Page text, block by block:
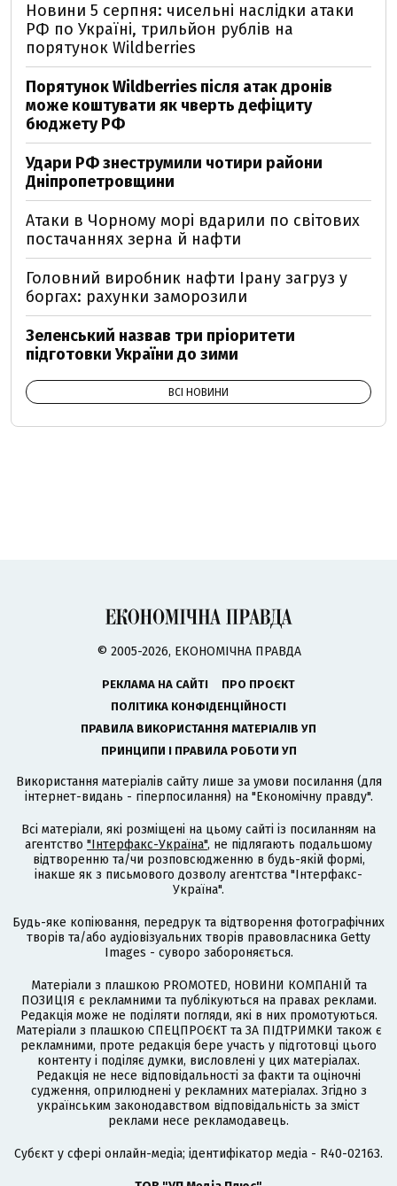
Новини 5 серпня: чисельні наслідки атаки
РФ по Україні, трильйон рублів на
порятунок Wildberries
Порятунок Wildberries після атак дронів
може коштувати як чверть дефіциту
бюджету РФ
Удари РФ знеструмили чотири райони
Дніпропетровщини
Атаки в Чорному морі вдарили по світових
постачаннях зерна й нафти
Головний виробник нафти Ірану загруз у
боргах: рахунки заморозили
Зеленський назвав три пріоритети
підготовки України до зими
ВСІ НОВИНИ
© 2005-2026, ЕКОНОМІЧНА ПРАВДА
РЕКЛАМА НА САЙТІ
ПРО ПРОЄКТ
ПОЛІТИКА КОНФІДЕНЦІЙНОСТІ
ПРАВИЛА ВИКОРИСТАННЯ МАТЕРІАЛІВ УП
ПРИНЦИПИ І ПРАВИЛА РОБОТИ УП
Використання матеріалів сайту лише за умови посилання (для
інтернет-видань - гіперпосилання) на "Економічну правду".
Всі матеріали, які розміщені на цьому сайті із посиланням на
агентство "Інтерфакс-Україна", не підлягають подальшому
відтворенню та/чи розповсюдженню в будь-якій формі,
інакше як з письмового дозволу агентства "Інтерфакс-
Україна".
Будь-яке копіювання, передрук та відтворення фотографічних
творів та/або аудіовізуальних творів правовласника Getty
Images - суворо забороняється.
Матеріали з плашкою PROMOTED, НОВИНИ КОМПАНІЙ та
ПОЗИЦІЯ є рекламними та публікуються на правах реклами.
Редакція може не поділяти погляди, які в них промотуються.
Матеріали з плашкою СПЕЦПРОЄКТ та ЗА ПІДТРИМКИ також є
рекламними, проте редакція бере участь у підготовці цього
контенту і поділяє думки, висловлені у цих матеріалах.
Редакція не несе відповідальності за факти та оціночні
судження, оприлюднені у рекламних матеріалах. Згідно з
українським законодавством відповідальність за зміст
реклами несе рекламодавець.
Cубєкт у сфері онлайн-медіа; ідентифікатор медіа - R40-02163.